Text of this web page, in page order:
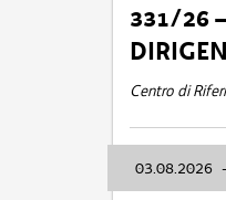
331/26
Centro di
03.08.2026 -